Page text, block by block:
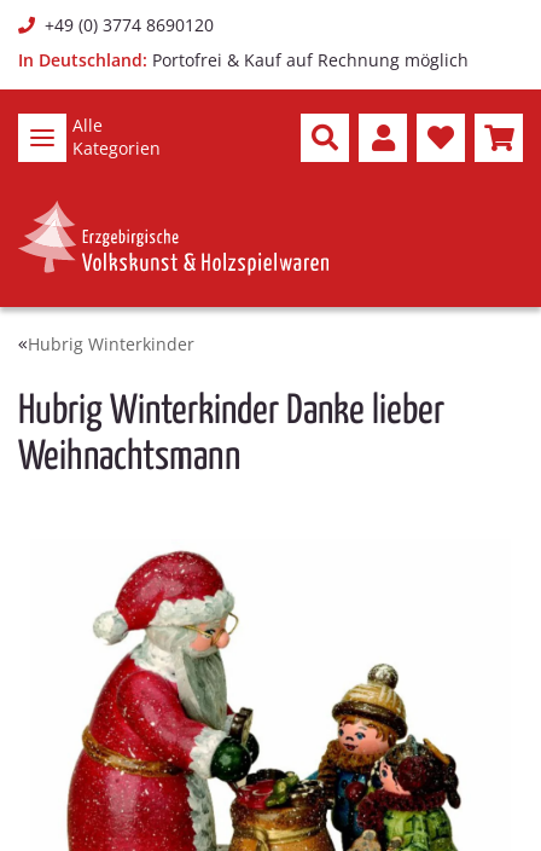
+49 (0) 3774 8690120
In Deutschland: Portofrei & Kauf auf Rechnung möglich
Alle
Kategorien
Hubrig Winterkinder
Hubrig Winterkinder Danke lieber
Weihnachtsmann